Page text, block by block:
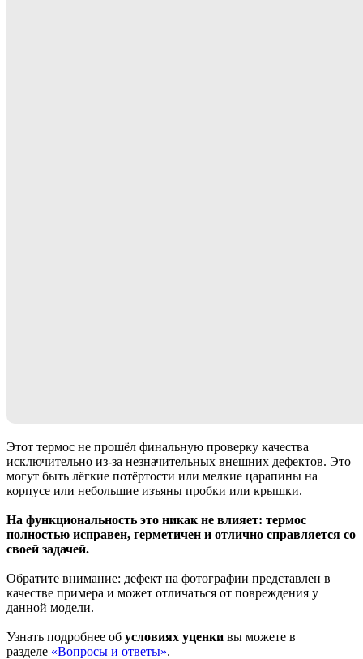
Этот термос не прошёл финальную проверку качества
исключительно из-за незначительных внешних дефектов. Это
могут быть лёгкие потёртости или мелкие царапины на
корпусе или небольшие изъяны пробки или крышки.
На функциональность это никак не влияет: термос
полностью исправен, герметичен и отлично справляется со
своей задачей.
Обратите внимание: дефект на фотографии представлен в
качестве примера и может отличаться от повреждения у
данной модели.
Узнать подробнее об условиях уценки вы можете в
разделе «Вопросы и ответы».